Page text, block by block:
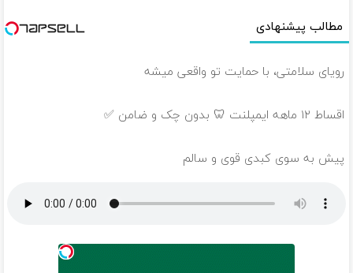
مطالب پیشنهادی
رویای سلامتی، با حمایت تو واقعی میشه
اقساط ۱۲ ماهه ایمپلنت 🦷 بدون چک و ضامن ✅
پیش به سوی کبدی قوی و سالم